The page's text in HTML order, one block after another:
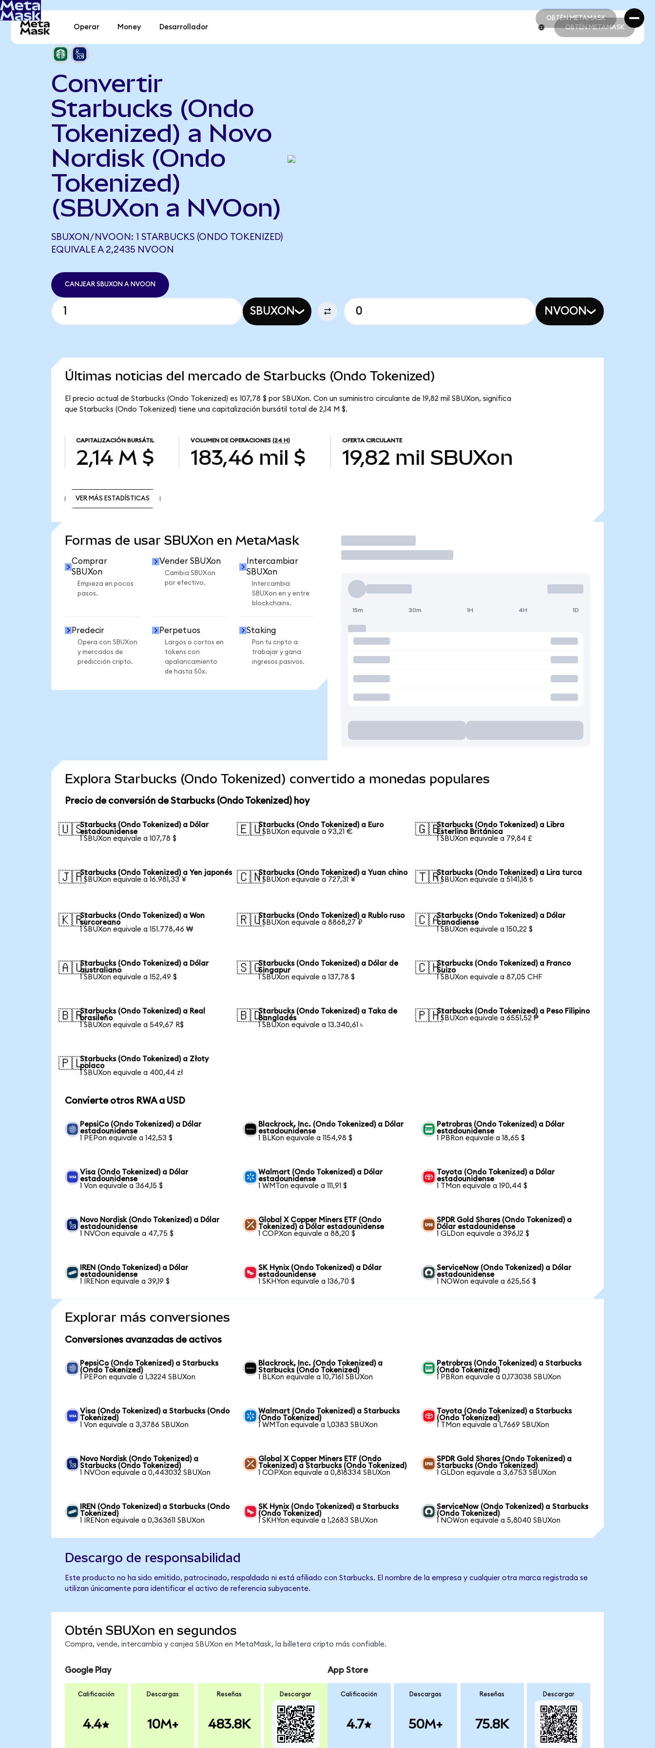
OBTÉN METAMASK
OBTÉN METAMASK
Operar Money Desarrollador OBTÉN METAMASK
Convertir
Starbucks (Ondo
Tokenized) a Novo
Nordisk (Ondo
Tokenized)
(SBUXon a NVOon)
SBUXON/NVOON: 1 STARBUCKS (ONDO TOKENIZED)
EQUIVALE A 2,2435 NVOON
CANJEAR SBUXON A NVOON
SBUXON NVOON
Últimas noticias del mercado de Starbucks (Ondo Tokenized)
El precio actual de Starbucks (Ondo Tokenized) es 107,78 $ por SBUXon. Con un suministro circulante de 19,82 mil SBUXon, significa
que Starbucks (Ondo Tokenized) tiene una capitalización bursátil total de 2,14 M $.
CAPITALIZACIÓN BURSÁTIL
2,14 M $
VOLUMEN DE OPERACIONES (24 H)
183,46 mil $
OFERTA CIRCULANTE
19,82 mil SBUXon
VER MÁS ESTADÍSTICAS
Formas de usar SBUXon en MetaMask
Comprar
SBUXon
Empieza en pocos
pasos.
Vender SBUXon
Cambia SBUXon
por efectivo.
Intercambiar
SBUXon
Intercambia
SBUXon en y entre
blockchains.
Predecir
Opera con SBUXon
y mercados de
predicción cripto.
Perpetuos
Largos o cortos en
tokens con
apalancamiento
de hasta 50x.
Staking
Pon tu cripto a
trabajar y gana
ingresos pasivos.
Operar
15m 30m 1H 4H 1D
Explora Starbucks (Ondo Tokenized) convertido a monedas populares
Precio de conversión de Starbucks (Ondo Tokenized) hoy
🇺🇸Starbucks (Ondo Tokenized) a Dólar
estadounidense
1 SBUXon equivale a 107,78 $
🇪🇺Starbucks (Ondo Tokenized) a Euro
1 SBUXon equivale a 93,21 €
🇬🇧Starbucks (Ondo Tokenized) a Libra
Esterlina Británica
1 SBUXon equivale a 79,84 £
🇯🇵Starbucks (Ondo Tokenized) a Yen japonés
1 SBUXon equivale a 16.981,33 ¥
🇨🇳Starbucks (Ondo Tokenized) a Yuan chino
1 SBUXon equivale a 727,31 ¥
🇹🇷Starbucks (Ondo Tokenized) a Lira turca
1 SBUXon equivale a 5141,18 ₺
🇰🇷Starbucks (Ondo Tokenized) a Won
surcoreano
1 SBUXon equivale a 151.778,46 ₩
🇷🇺Starbucks (Ondo Tokenized) a Rublo ruso
1 SBUXon equivale a 8868,27 ₽
🇨🇦Starbucks (Ondo Tokenized) a Dólar
canadiense
1 SBUXon equivale a 150,22 $
🇦🇺Starbucks (Ondo Tokenized) a Dólar
australiano
1 SBUXon equivale a 152,49 $
🇸🇬Starbucks (Ondo Tokenized) a Dólar de
Singapur
1 SBUXon equivale a 137,78 $
🇨🇭Starbucks (Ondo Tokenized) a Franco
Suizo
1 SBUXon equivale a 87,05 CHF
🇧🇷Starbucks (Ondo Tokenized) a Real
brasileño
1 SBUXon equivale a 549,67 R$
🇧🇩Starbucks (Ondo Tokenized) a Taka de
Bangladés
1 SBUXon equivale a 13.340,61 ৳
🇵🇭Starbucks (Ondo Tokenized) a Peso Filipino
1 SBUXon equivale a 6551,52 ₱
🇵🇱Starbucks (Ondo Tokenized) a Złoty
polaco
1 SBUXon equivale a 400,44 zł
Convierte otros RWA a USD
PepsiCo (Ondo Tokenized) a Dólar
estadounidense
1 PEPon equivale a 142,53 $
Blackrock, Inc. (Ondo Tokenized) a Dólar
estadounidense
1 BLKon equivale a 1154,98 $
Petrobras (Ondo Tokenized) a Dólar
estadounidense
1 PBRon equivale a 18,65 $
Visa (Ondo Tokenized) a Dólar
estadounidense
1 Von equivale a 364,15 $
Walmart (Ondo Tokenized) a Dólar
estadounidense
1 WMTon equivale a 111,91 $
Toyota (Ondo Tokenized) a Dólar
estadounidense
1 TMon equivale a 190,44 $
Novo Nordisk (Ondo Tokenized) a Dólar
estadounidense
1 NVOon equivale a 47,75 $
Global X Copper Miners ETF (Ondo
Tokenized) a Dólar estadounidense
1 COPXon equivale a 88,20 $
SPDR Gold Shares (Ondo Tokenized) a
Dólar estadounidense
1 GLDon equivale a 396,12 $
IREN (Ondo Tokenized) a Dólar
estadounidense
1 IRENon equivale a 39,19 $
SK Hynix (Ondo Tokenized) a Dólar
estadounidense
1 SKHYon equivale a 136,70 $
ServiceNow (Ondo Tokenized) a Dólar
estadounidense
1 NOWon equivale a 625,56 $
Explorar más conversiones
Conversiones avanzadas de activos
PepsiCo (Ondo Tokenized) a Starbucks
(Ondo Tokenized)
1 PEPon equivale a 1,3224 SBUXon
Blackrock, Inc. (Ondo Tokenized) a
Starbucks (Ondo Tokenized)
1 BLKon equivale a 10,7161 SBUXon
Petrobras (Ondo Tokenized) a Starbucks
(Ondo Tokenized)
1 PBRon equivale a 0,173038 SBUXon
Visa (Ondo Tokenized) a Starbucks (Ondo
Tokenized)
1 Von equivale a 3,3786 SBUXon
Walmart (Ondo Tokenized) a Starbucks
(Ondo Tokenized)
1 WMTon equivale a 1,0383 SBUXon
Toyota (Ondo Tokenized) a Starbucks
(Ondo Tokenized)
1 TMon equivale a 1,7669 SBUXon
Novo Nordisk (Ondo Tokenized) a
Starbucks (Ondo Tokenized)
1 NVOon equivale a 0,443032 SBUXon
Global X Copper Miners ETF (Ondo
Tokenized) a Starbucks (Ondo Tokenized)
1 COPXon equivale a 0,818334 SBUXon
SPDR Gold Shares (Ondo Tokenized) a
Starbucks (Ondo Tokenized)
1 GLDon equivale a 3,6753 SBUXon
IREN (Ondo Tokenized) a Starbucks (Ondo
Tokenized)
1 IRENon equivale a 0,363611 SBUXon
SK Hynix (Ondo Tokenized) a Starbucks
(Ondo Tokenized)
1 SKHYon equivale a 1,2683 SBUXon
ServiceNow (Ondo Tokenized) a Starbucks
(Ondo Tokenized)
1 NOWon equivale a 5,8040 SBUXon
Descargo de responsabilidad
Este producto no ha sido emitido, patrocinado, respaldado ni está afiliado con Starbucks. El nombre de la empresa y cualquier otra marca registrada se
utilizan únicamente para identificar el activo de referencia subyacente.
Obtén SBUXon en segundos
Compra, vende, intercambia y canjea SBUXon en MetaMask, la billetera cripto más confiable.
Google Play
Calificación
4.4
Descargas
10M+
Reseñas
483.8K
Descargar
App Store
Calificación
4.7
Descargas
50M+
Reseñas
75.8K
Descargar